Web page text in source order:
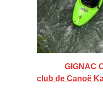
GIGNAC
club de Canoë